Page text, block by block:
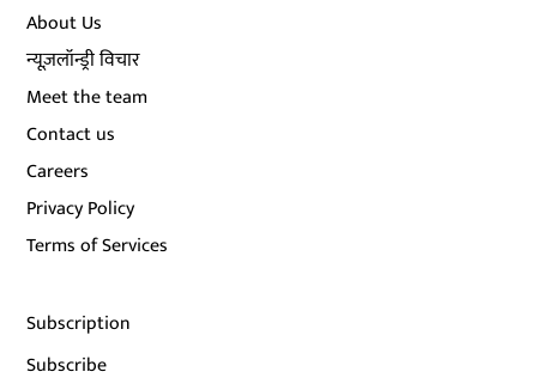
About Us
न्यूज़लॉन्ड्री विचार
Meet the team
Contact us
Careers
Privacy Policy
Terms of Services
Subscription
Subscribe